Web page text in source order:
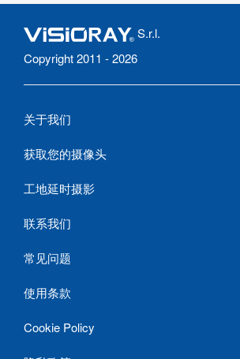
S.r.l.
Copyright 2011 - 2026
关于我们
获取您的摄像头
工地延时摄影
联系我们
常见问题
使用条款
Cookie Policy